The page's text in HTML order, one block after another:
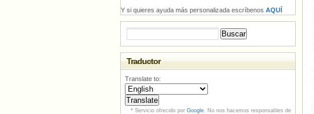
Y si quieres ayuda más personalizada escríbenos AQUÍ
Traductor
Translate to:
* Servicio ofrecido por Google. No nos hacemos responsables de